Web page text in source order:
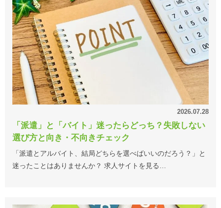
2026.07.28
「派遣」と「バイト」迷ったらどっち？失敗しない
選び方と向き・不向きチェック
「派遣とアルバイト、結局どちらを選べばいいのだろう？」と
迷ったことはありませんか？ 求人サイトを見る…